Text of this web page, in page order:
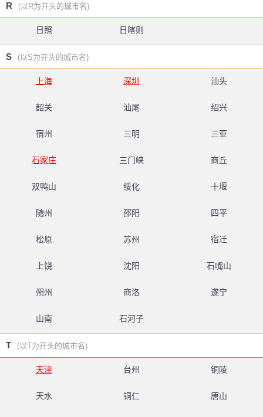
R (以R为开头的城市名)
日照 日喀则
S (以S为开头的城市名)
上海 深圳 汕头
韶关 汕尾 绍兴
宿州 三明 三亚
石家庄 三门峡 商丘
双鸭山 绥化 十堰
随州 邵阳 四平
松原 苏州 宿迁
上饶 沈阳 石嘴山
朔州 商洛 遂宁
山南 石河子
T (以T为开头的城市名)
天津 台州 铜陵
天水 铜仁 唐山